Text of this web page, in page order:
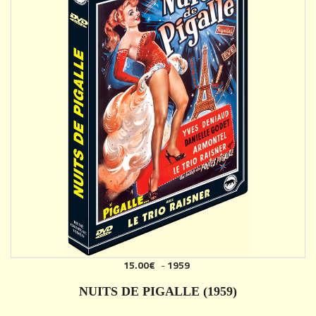
15.00€ -1959
NUITS DE PIGALLE (1959)